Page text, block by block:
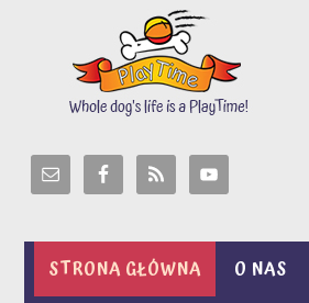
STRONA GŁÓWNA O NAS